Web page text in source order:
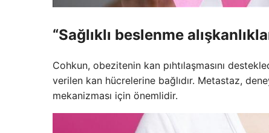
“Sağlıklı beslenme
Cohkun, obezitenin kan pıhtılaşmasını
verilen kan hücrelerine bağlıdır. Metastaz,
mekanizması için önemlidir.